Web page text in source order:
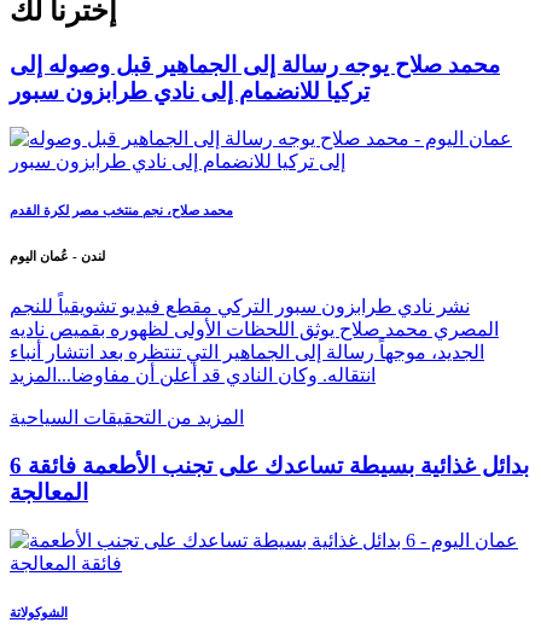
إخترنا لك
محمد صلاح يوجه رسالة إلى الجماهير قبل وصوله إلى
تركيا للانضمام إلى نادي طرابزون سبور
محمد صلاح، نجم منتخب مصر لكرة القدم
لندن - عُمان اليوم
نشر نادي طرابزون سبور التركي مقطع فيديو تشويقياً للنجم
المصري محمد صلاح يوثق اللحظات الأولى لظهوره بقميص ناديه
الجديد، موجهاً رسالة إلى الجماهير التي تنتظره بعد انتشار أنباء
انتقاله. وكان النادي قد أعلن أن مفاوضا... المزيد
المزيد من التحقيقات السياحية
6 بدائل غذائية بسيطة تساعدك على تجنب الأطعمة فائقة
المعالجة
الشوكولاتة